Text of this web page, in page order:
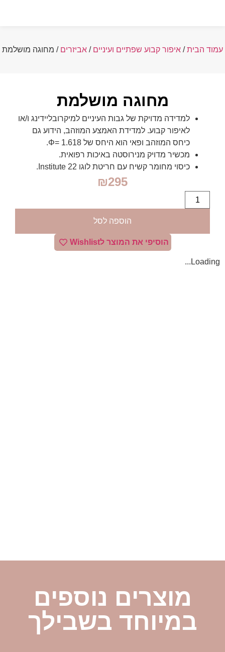
עמוד הבית/ איפור קבוע שפתיים ועיניים / אביזרים / מחוגה מושלמת
Loading...
מחוגה מושלמת
למדידה מדויקת של גבות העיניים למיקרובליידינג ו/או
לאיפור קבוע. למדידת האמצע המוזהב, הידוע גם
כיחס המוזהב ופאי הוא היחס של Φ= 1.618.
מכשיר מדויק מנירוסטה באיכות רפואית.
כיסוי מחומר קשיח עם חריטת לוגו 22 Institute.
₪295
הוספה לסל
הוסיפי את המוצר לWishlist
מוצרים נוספים
במיוחד בשבילך